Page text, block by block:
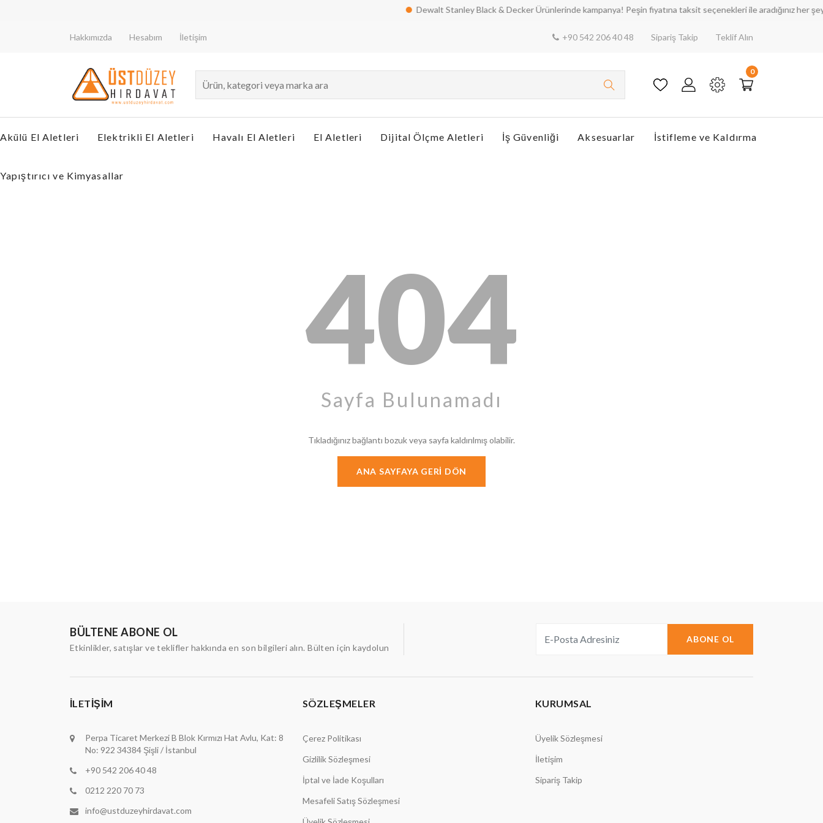
Dewalt Stanley Black & Decker Ürünlerinde kampanya! Peşin fiyatına taksit seçenekleri ile aradığınız her şey
Hakkımızda Hesabım İletişim +90 542 206 40 48 Sipariş Takip Teklif Alın
0
Akülü El Aletleri Elektrikli El Aletleri Havalı El Aletleri El Aletleri Dijital Ölçme Aletleri İş Güvenliği Aksesuarlar İstifleme ve Kaldırma
Yapıştırıcı ve Kimyasallar
404
Sayfa Bulunamadı
Tıkladığınız bağlantı bozuk veya sayfa kaldırılmış olabilir.
ANA SAYFAYA GERI DÖN
BÜLTENE ABONE OL
Etkinlikler, satışlar ve teklifler hakkında en son bilgileri alın. Bülten için kaydolun
ABONE OL
İLETIŞIM
Perpa Ticaret Merkezi B Blok Kırmızı Hat Avlu, Kat: 8
No: 922 34384 Şişli / İstanbul
+90 542 206 40 48
0212 220 70 73
info@ustduzeyhirdavat.com
SÖZLEŞMELER
Çerez Politikası
Gizlilik Sözleşmesi
İptal ve İade Koşulları
Mesafeli Satış Sözleşmesi
KURUMSAL
Üyelik Sözleşmesi
İletişim
Sipariş Takip